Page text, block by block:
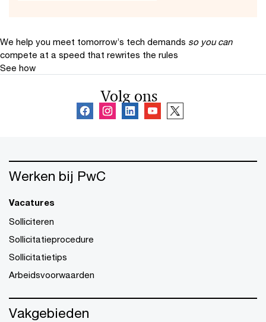
We help you meet tomorrow’s tech demands so you can
compete at a speed that rewrites the rules
See how
Volg ons
Werken bij PwC
Vacatures
Solliciteren
Sollicitatieprocedure
Sollicitatietips
Arbeidsvoorwaarden
Vakgebieden